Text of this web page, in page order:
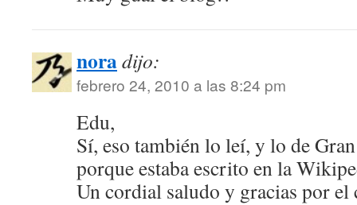
noradijo:
febrero 24, 2010 a las 8:24 pm
Edu,
Sí, eso también lo leí, y lo de
porque estaba escrito en la
Un cordial saludo y gracias por el